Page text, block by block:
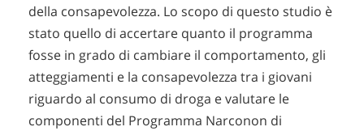
della consapevolezza. Lo scopo di questo studio è
stato quello di accertare quanto il programma
fosse in grado di cambiare il comportamento, gli
atteggiamenti e la consapevolezza tra i giovani
riguardo al consumo di droga e valutare le
componenti del Programma Narconon di